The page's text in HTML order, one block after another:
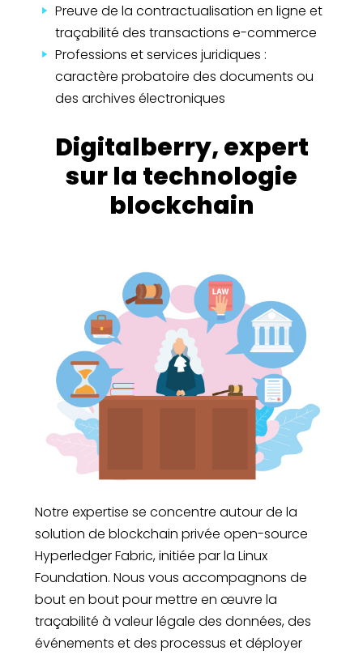
Preuve de la contractualisation en ligne et
traçabilité des transactions e-commerce
Professions et services juridiques :
caractère probatoire des documents ou
des archives électroniques
Digitalberry, expert
sur la technologie
blockchain
Notre expertise se concentre autour de la
solution de blockchain privée open-source
Hyperledger Fabric, initiée par la Linux
Foundation. Nous vous accompagnons de
bout en bout pour mettre en œuvre la
traçabilité à valeur légale des données, des
événements et des processus et déployer